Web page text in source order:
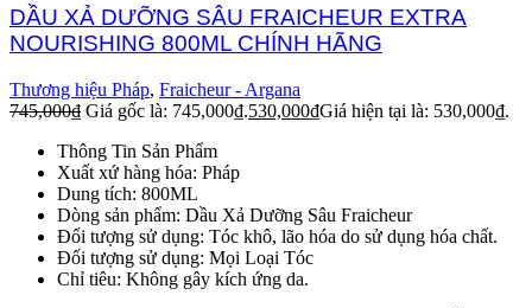
DẦU XẢ DƯỠNG SÂU FRAICHEUR EXTRA
NOURISHING 800ML CHÍNH HÃNG
Thương hiệu Pháp, Fraicheur - Argana
745,000₫ Giá gốc là: 745,000₫.530,000₫Giá hiện tại là: 530,000₫.
Thông Tin Sản Phẩm
Xuất xứ hàng hóa: Pháp
Dung tích: 800ML
Dòng sản phẩm: Dầu Xả Dưỡng Sâu Fraicheur
Đối tượng sử dụng: Tóc khô, lão hóa do sử dụng hóa chất.
Đối tượng sử dụng: Mọi Loại Tóc
Chỉ tiêu: Không gây kích ứng da.